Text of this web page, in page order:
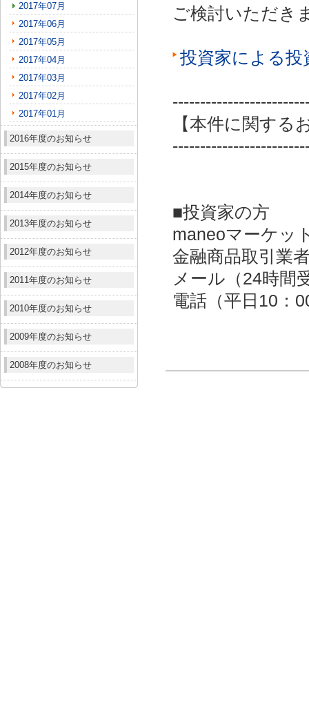
2017年07月
2017年06月
2017年05月
2017年04月
2017年03月
2017年02月
2017年01月
2016年度のお知らせ
2015年度のお知らせ
2014年度のお知らせ
2013年度のお知らせ
2012年度のお知らせ
2011年度のお知らせ
2010年度のお知らせ
2009年度のお知らせ
2008年度のお知らせ
ご検討いただき
投資家による
【本件に関する
■投資家の方
maneoマーケッ
金融商品取引業
メール（24時間
電話（平日10：